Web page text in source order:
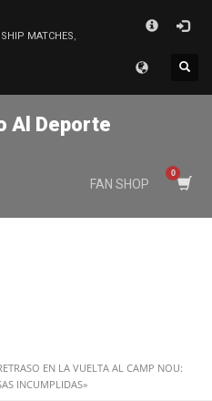
MATCHES,
Al Deporte
FAN SHOP
EN LA VUELTA AL CAMP NOU:
INCUMPLIDAS»